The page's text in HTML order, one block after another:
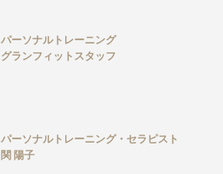
パーソナルトレーニング
グランフィットスタッフ
パーソナルトレーニング・セラピスト
関 陽子